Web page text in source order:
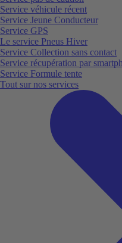
Service véhicule récent
Service Jeune Conducteur
Service GPS
Le service Pneus Hiver
Service Collection sans contact
Service récupération par
Service Formule tente
Tout sur nos services